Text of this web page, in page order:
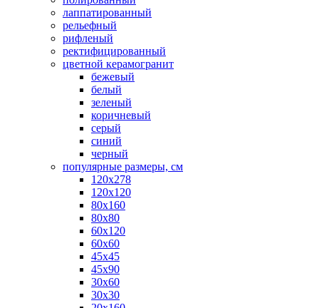
лаппатированный
рельефный
рифленый
ректифицированный
цветной керамогранит
бежевый
белый
зеленый
коричневый
серый
синий
черный
популярные размеры, см
120х278
120х120
80х160
80х80
60х120
60х60
45х45
45х90
30х60
30х30